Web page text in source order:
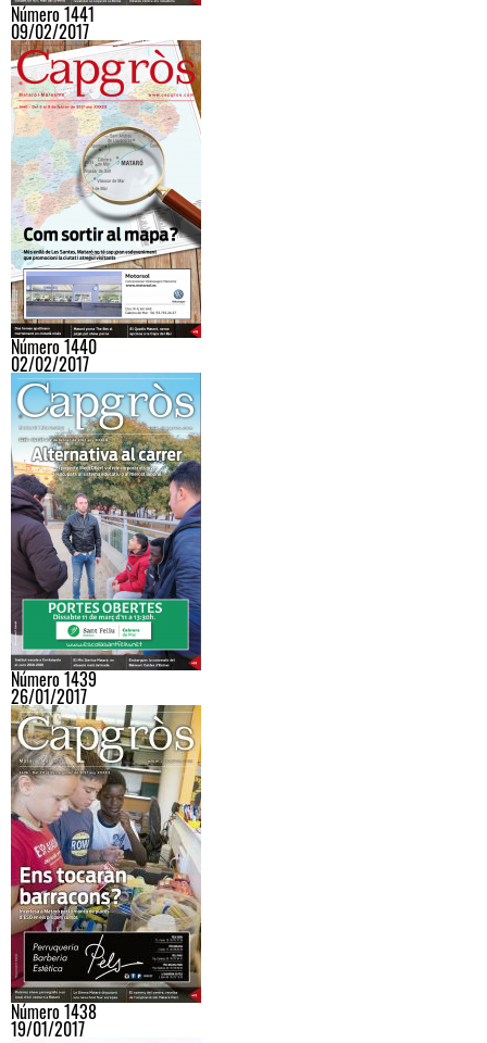
Número 1441
09/02/2017
Número 1440
02/02/2017
Número 1439
26/01/2017
Número 1438
19/01/2017